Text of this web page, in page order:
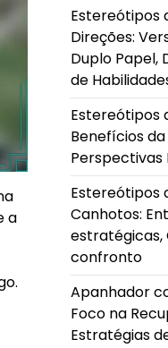
a
Estereótipos
Direções:
Duplo Papel,
de
Estereótipos
Benefícios
Estereótipos
Canhotos:
estratégicas,
confronto
Apanhador
Foco na
Estratégias